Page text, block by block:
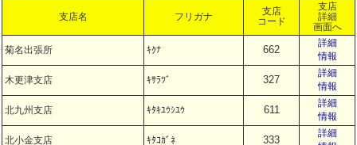
支店名 フリガナ
支店
コード
支店
詳細
画面へ
菊名出張所 ｷｸﾅ 662
詳細
情報
木更津支店 ｷｻﾗﾂﾞ 327
詳細
情報
北九州支店 ｷﾀｷﾕｳｼﾕｳ 611
詳細
情報
北小金支店 ｷﾀｺｶﾞﾈ 333
詳細